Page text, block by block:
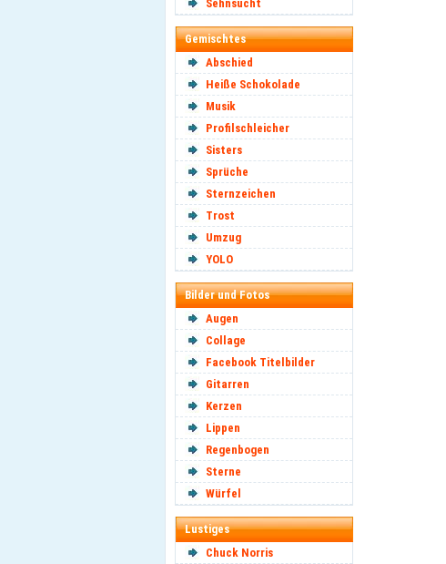
Sehnsucht
Gemischtes
Abschied
Heiße Schokolade
Musik
Profilschleicher
Sisters
Sprüche
Sternzeichen
Trost
Umzug
YOLO
Bilder und Fotos
Augen
Collage
Facebook Titelbilder
Gitarren
Kerzen
Lippen
Regenbogen
Sterne
Würfel
Lustiges
Chuck Norris